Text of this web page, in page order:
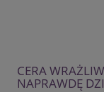
CERA
NAPRAWDĘ